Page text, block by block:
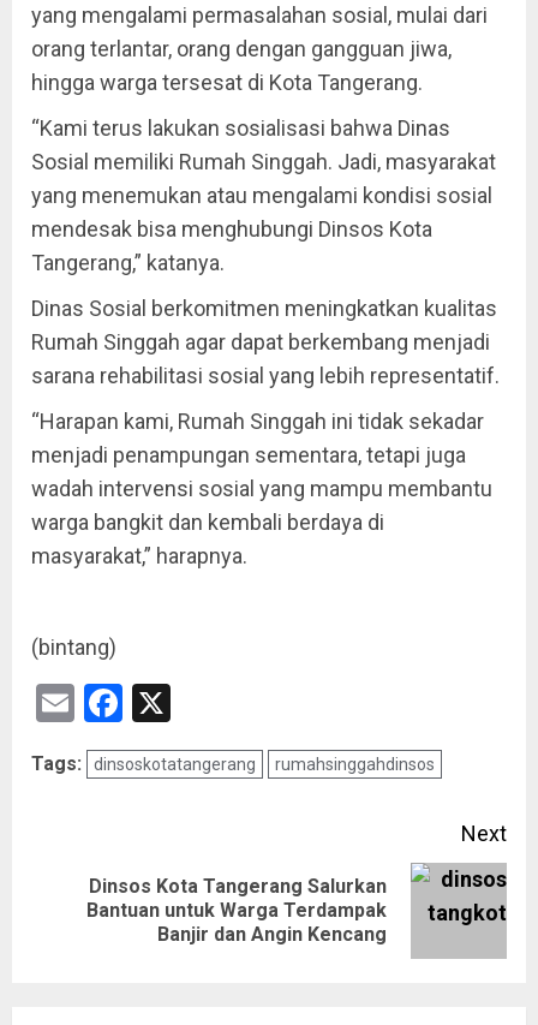
yang mengalami permasalahan sosial, mulai dari
orang terlantar, orang dengan gangguan jiwa,
hingga warga tersesat di Kota Tangerang.
“Kami terus lakukan sosialisasi bahwa Dinas
Sosial memiliki Rumah Singgah. Jadi, masyarakat
yang menemukan atau mengalami kondisi sosial
mendesak bisa menghubungi Dinsos Kota
Tangerang,” katanya.
Dinas Sosial berkomitmen meningkatkan kualitas
Rumah Singgah agar dapat berkembang menjadi
sarana rehabilitasi sosial yang lebih representatif.
“Harapan kami, Rumah Singgah ini tidak sekadar
menjadi penampungan sementara, tetapi juga
wadah intervensi sosial yang mampu membantu
warga bangkit dan kembali berdaya di
masyarakat,” harapnya.
(bintang)
EmailFacebook
Tags: dinsoskotatangerang rumahsinggahdinsos
Next
Dinsos Kota Tangerang Salurkan
Bantuan untuk Warga Terdampak
Banjir dan Angin Kencang